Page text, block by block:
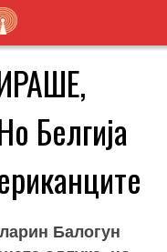
Белгија
Балогун